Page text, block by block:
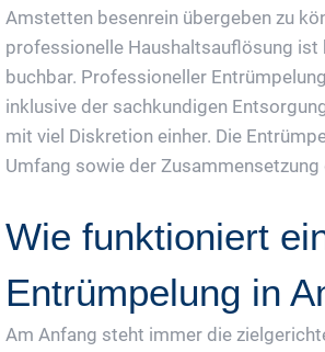
Amstetten besenrein übergeben zu
professionelle Haushaltsauflösung
buchbar. Professioneller
inklusive der sachkundigen
mit viel Diskretion einher. Die
Umfang sowie der Zusammensetzung
Wie funktioniert
Entrümpelung in
Am Anfang steht immer die